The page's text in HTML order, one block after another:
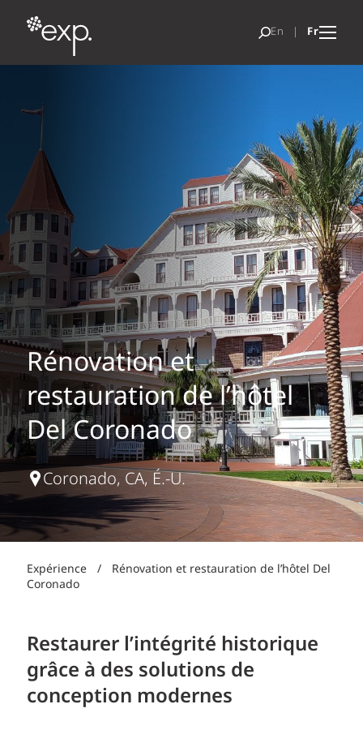
Rénovation et
restauration de l’hôtel
Del Coronado
Coronado, CA, É.-U.
Expérience /
Rénovation et restauration de l’hôtel Del
Coronado
Restaurer l’intégrité historique
grâce à des solutions de
conception modernes